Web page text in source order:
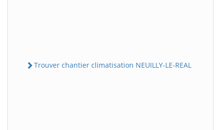
Trouver chantier climatisation NEUILLY-LE-REAL